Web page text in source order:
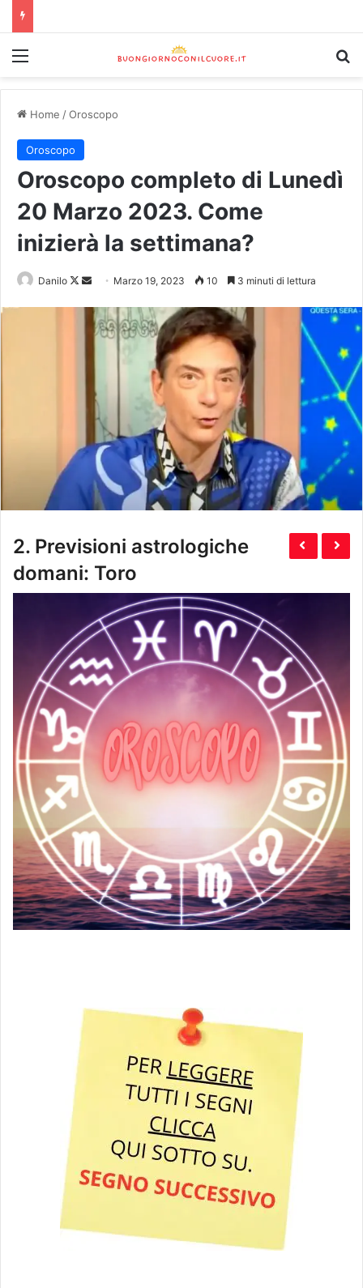
Home /Oroscopo
Oroscopo
Oroscopo completo di Lunedì
20 Marzo 2023. Come
inizierà la settimana?
Danilo Marzo 19, 2023 10 3 minuti di lettura
2. Previsioni astrologiche
domani: Toro